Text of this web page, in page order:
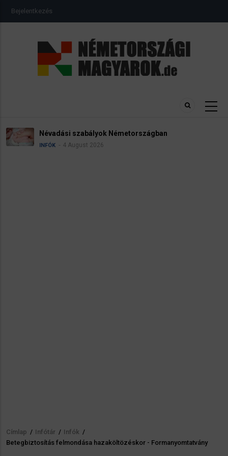
USER
ACCOUNT
Bejelentkezés
Névadási szabályok Németországban
INFÓK 4 August 2026
Morzsa
Címlap / Infótár / Infók /
Betegbiztosítás felmondása hazaköltözéskor - Formanyomtatvány